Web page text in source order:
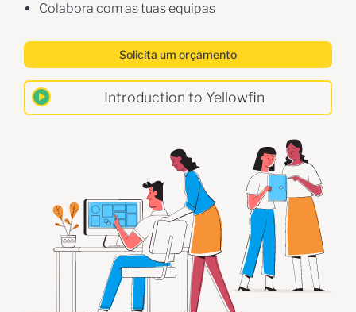
Colabora com as tuas equipas
Solicita um orçamento